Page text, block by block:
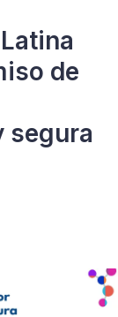
de
segura